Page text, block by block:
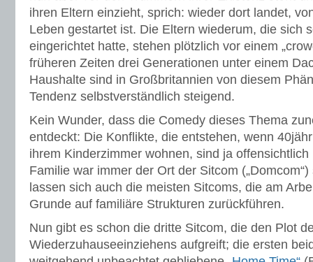
ihren Eltern einzieht, sprich: wieder dort landet,
Leben gestartet ist. Die Eltern wiederum, die sich
eingerichtet hatte, stehen plötzlich vor einem
früheren Zeiten drei Generationen unter einem
Haushalte sind in Großbritannien von diesem
Tendenz selbstverständlich steigend.
Kein Wunder, dass die Comedy dieses Thema
entdeckt: Die Konflikte, die entstehen, wenn
ihrem Kinderzimmer wohnen, sind ja
Familie war immer der Ort der Sitcom
lassen sich auch die meisten Sitcoms, die am
Grunde auf familiäre Strukturen zurückführen.
Nun gibt es schon die dritte Sitcom, die den Plot
Wiederzuhauseeinziehens aufgreift; die ersten